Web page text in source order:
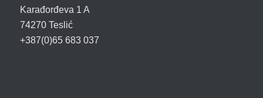
Karađorđeva 1 A
74270 Teslić
+387(0)65 683 037